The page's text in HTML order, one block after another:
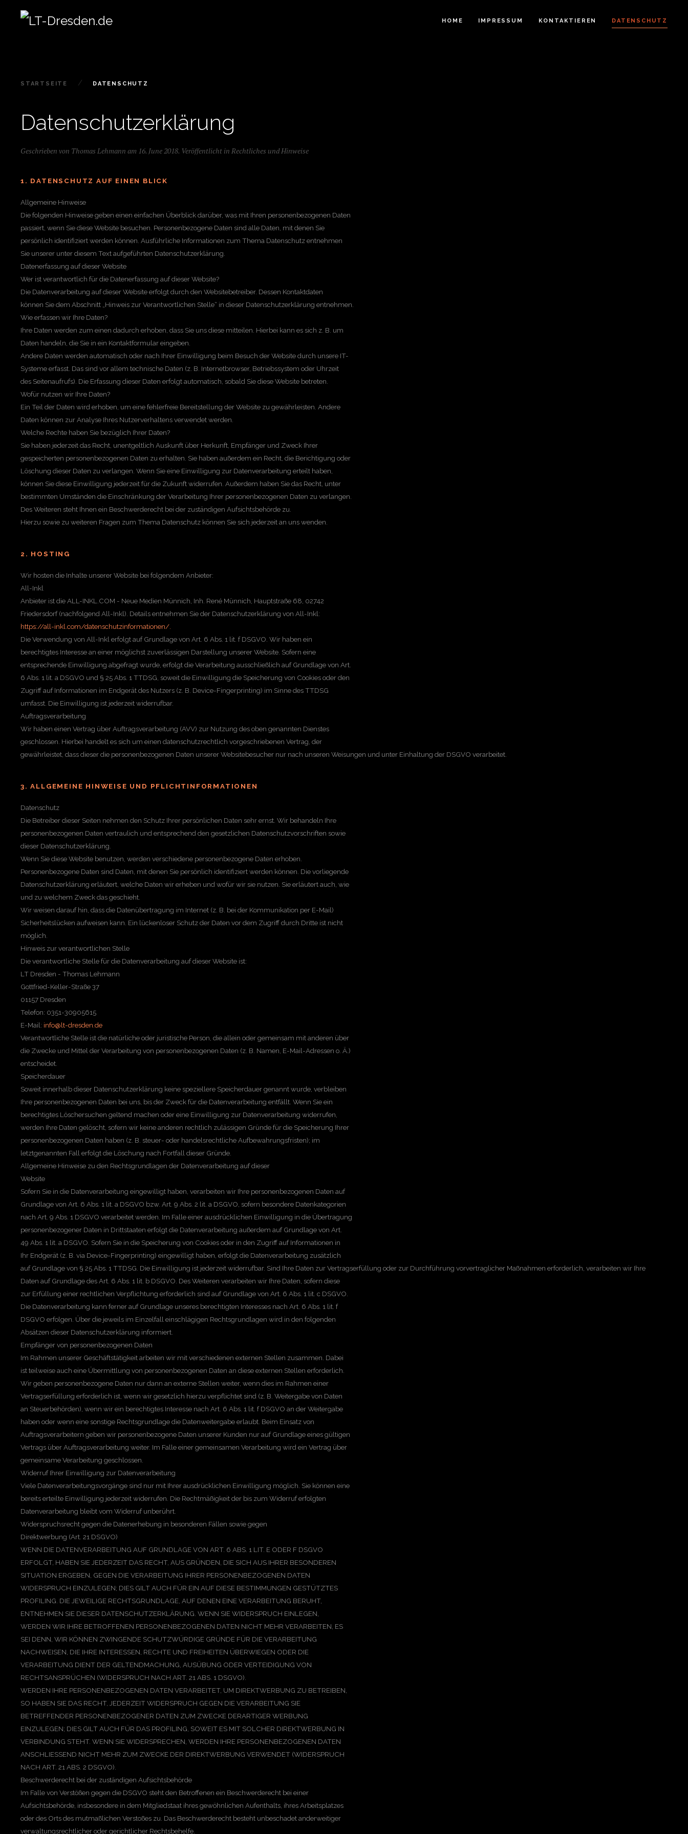
HOME IMPRESSUM KONTAKTIEREN DATENSCHUTZ
STARTSEITE DATENSCHUTZ
Datenschutzerklärung
Geschrieben von Thomas Lehmann am 16. June 2018. Veröffentlicht in Rechtliches und Hinweise
1. DATENSCHUTZ AUF EINEN BLICK
Allgemeine Hinweise
Die folgenden Hinweise geben einen einfachen Überblick darüber, was mit Ihren personenbezogenen Daten
passiert, wenn Sie diese Website besuchen. Personenbezogene Daten sind alle Daten, mit denen Sie
persönlich identifiziert werden können. Ausführliche Informationen zum Thema Datenschutz entnehmen
Sie unserer unter diesem Text aufgeführten Datenschutzerklärung.
Datenerfassung auf dieser Website
Wer ist verantwortlich für die Datenerfassung auf dieser Website?
Die Datenverarbeitung auf dieser Website erfolgt durch den Websitebetreiber. Dessen Kontaktdaten
können Sie dem Abschnitt „Hinweis zur Verantwortlichen Stelle“ in dieser Datenschutzerklärung entnehmen.
Wie erfassen wir Ihre Daten?
Ihre Daten werden zum einen dadurch erhoben, dass Sie uns diese mitteilen. Hierbei kann es sich z. B. um
Daten handeln, die Sie in ein Kontaktformular eingeben.
Andere Daten werden automatisch oder nach Ihrer Einwilligung beim Besuch der Website durch unsere IT-
Systeme erfasst. Das sind vor allem technische Daten (z. B. Internetbrowser, Betriebssystem oder Uhrzeit
des Seitenaufrufs). Die Erfassung dieser Daten erfolgt automatisch, sobald Sie diese Website betreten.
Wofür nutzen wir Ihre Daten?
Ein Teil der Daten wird erhoben, um eine fehlerfreie Bereitstellung der Website zu gewährleisten. Andere
Daten können zur Analyse Ihres Nutzerverhaltens verwendet werden.
Welche Rechte haben Sie bezüglich Ihrer Daten?
Sie haben jederzeit das Recht, unentgeltlich Auskunft über Herkunft, Empfänger und Zweck Ihrer
gespeicherten personenbezogenen Daten zu erhalten. Sie haben außerdem ein Recht, die Berichtigung oder
Löschung dieser Daten zu verlangen. Wenn Sie eine Einwilligung zur Datenverarbeitung erteilt haben,
können Sie diese Einwilligung jederzeit für die Zukunft widerrufen. Außerdem haben Sie das Recht, unter
bestimmten Umständen die Einschränkung der Verarbeitung Ihrer personenbezogenen Daten zu verlangen.
Des Weiteren steht Ihnen ein Beschwerderecht bei der zuständigen Aufsichtsbehörde zu.
Hierzu sowie zu weiteren Fragen zum Thema Datenschutz können Sie sich jederzeit an uns wenden.
2. HOSTING
Wir hosten die Inhalte unserer Website bei folgendem Anbieter:
All-Inkl
Anbieter ist die ALL-INKL.COM - Neue Medien Münnich, Inh. René Münnich, Hauptstraße 68, 02742
Friedersdorf (nachfolgend All-Inkl). Details entnehmen Sie der Datenschutzerklärung von All-Inkl:
https://all-inkl.com/datenschutzinformationen/.
Die Verwendung von All-Inkl erfolgt auf Grundlage von Art. 6 Abs. 1 lit. f DSGVO. Wir haben ein
berechtigtes Interesse an einer möglichst zuverlässigen Darstellung unserer Website. Sofern eine
entsprechende Einwilligung abgefragt wurde, erfolgt die Verarbeitung ausschließlich auf Grundlage von Art.
6 Abs. 1 lit. a DSGVO und § 25 Abs. 1 TTDSG, soweit die Einwilligung die Speicherung von Cookies oder den
Zugriff auf Informationen im Endgerät des Nutzers (z. B. Device-Fingerprinting) im Sinne des TTDSG
umfasst. Die Einwilligung ist jederzeit widerrufbar.
Auftragsverarbeitung
Wir haben einen Vertrag über Auftragsverarbeitung (AVV) zur Nutzung des oben genannten Dienstes
geschlossen. Hierbei handelt es sich um einen datenschutzrechtlich vorgeschriebenen Vertrag, der
gewährleistet, dass dieser die personenbezogenen Daten unserer Websitebesucher nur nach unseren Weisungen und unter Einhaltung der DSGVO verarbeitet.
3. ALLGEMEINE HINWEISE UND PFLICHTINFORMATIONEN
Datenschutz
Die Betreiber dieser Seiten nehmen den Schutz Ihrer persönlichen Daten sehr ernst. Wir behandeln Ihre
personenbezogenen Daten vertraulich und entsprechend den gesetzlichen Datenschutzvorschriften sowie
dieser Datenschutzerklärung.
Wenn Sie diese Website benutzen, werden verschiedene personenbezogene Daten erhoben.
Personenbezogene Daten sind Daten, mit denen Sie persönlich identifiziert werden können. Die vorliegende
Datenschutzerklärung erläutert, welche Daten wir erheben und wofür wir sie nutzen. Sie erläutert auch, wie
und zu welchem Zweck das geschieht.
Wir weisen darauf hin, dass die Datenübertragung im Internet (z. B. bei der Kommunikation per E-Mail)
Sicherheitslücken aufweisen kann. Ein lückenloser Schutz der Daten vor dem Zugriff durch Dritte ist nicht
möglich.
Hinweis zur verantwortlichen Stelle
Die verantwortliche Stelle für die Datenverarbeitung auf dieser Website ist:
LT Dresden - Thomas Lehmann
Gottfried-Keller-Straße 37
01157 Dresden
Telefon: 0351-30905615
E-Mail: info@lt-dresden.de
Verantwortliche Stelle ist die natürliche oder juristische Person, die allein oder gemeinsam mit anderen über
die Zwecke und Mittel der Verarbeitung von personenbezogenen Daten (z. B. Namen, E-Mail-Adressen o. Ä.)
entscheidet.
Speicherdauer
Soweit innerhalb dieser Datenschutzerklärung keine speziellere Speicherdauer genannt wurde, verbleiben
Ihre personenbezogenen Daten bei uns, bis der Zweck für die Datenverarbeitung entfällt. Wenn Sie ein
berechtigtes Löschersuchen geltend machen oder eine Einwilligung zur Datenverarbeitung widerrufen,
werden Ihre Daten gelöscht, sofern wir keine anderen rechtlich zulässigen Gründe für die Speicherung Ihrer
personenbezogenen Daten haben (z. B. steuer- oder handelsrechtliche Aufbewahrungsfristen); im
letztgenannten Fall erfolgt die Löschung nach Fortfall dieser Gründe.
Allgemeine Hinweise zu den Rechtsgrundlagen der Datenverarbeitung auf dieser
Website
Sofern Sie in die Datenverarbeitung eingewilligt haben, verarbeiten wir Ihre personenbezogenen Daten auf
Grundlage von Art. 6 Abs. 1 lit. a DSGVO bzw. Art. 9 Abs. 2 lit. a DSGVO, sofern besondere Datenkategorien
nach Art. 9 Abs. 1 DSGVO verarbeitet werden. Im Falle einer ausdrücklichen Einwilligung in die Übertragung
personenbezogener Daten in Drittstaaten erfolgt die Datenverarbeitung außerdem auf Grundlage von Art.
49 Abs. 1 lit. a DSGVO. Sofern Sie in die Speicherung von Cookies oder in den Zugriff auf Informationen in
Ihr Endgerät (z. B. via Device-Fingerprinting) eingewilligt haben, erfolgt die Datenverarbeitung zusätzlich
auf Grundlage von § 25 Abs. 1 TTDSG. Die Einwilligung ist jederzeit widerrufbar. Sind Ihre Daten zur Vertragserfüllung oder zur Durchführung vorvertraglicher Maßnahmen erforderlich, verarbeiten wir Ihre
Daten auf Grundlage des Art. 6 Abs. 1 lit. b DSGVO. Des Weiteren verarbeiten wir Ihre Daten, sofern diese
zur Erfüllung einer rechtlichen Verpflichtung erforderlich sind auf Grundlage von Art. 6 Abs. 1 lit. c DSGVO.
Die Datenverarbeitung kann ferner auf Grundlage unseres berechtigten Interesses nach Art. 6 Abs. 1 lit. f
DSGVO erfolgen. Über die jeweils im Einzelfall einschlägigen Rechtsgrundlagen wird in den folgenden
Absätzen dieser Datenschutzerklärung informiert.
Empfänger von personenbezogenen Daten
Im Rahmen unserer Geschäftstätigkeit arbeiten wir mit verschiedenen externen Stellen zusammen. Dabei
ist teilweise auch eine Übermittlung von personenbezogenen Daten an diese externen Stellen erforderlich.
Wir geben personenbezogene Daten nur dann an externe Stellen weiter, wenn dies im Rahmen einer
Vertragserfüllung erforderlich ist, wenn wir gesetzlich hierzu verpflichtet sind (z. B. Weitergabe von Daten
an Steuerbehörden), wenn wir ein berechtigtes Interesse nach Art. 6 Abs. 1 lit. f DSGVO an der Weitergabe
haben oder wenn eine sonstige Rechtsgrundlage die Datenweitergabe erlaubt. Beim Einsatz von
Auftragsverarbeitern geben wir personenbezogene Daten unserer Kunden nur auf Grundlage eines gültigen
Vertrags über Auftragsverarbeitung weiter. Im Falle einer gemeinsamen Verarbeitung wird ein Vertrag über
gemeinsame Verarbeitung geschlossen.
Widerruf Ihrer Einwilligung zur Datenverarbeitung
Viele Datenverarbeitungsvorgänge sind nur mit Ihrer ausdrücklichen Einwilligung möglich. Sie können eine
bereits erteilte Einwilligung jederzeit widerrufen. Die Rechtmäßigkeit der bis zum Widerruf erfolgten
Datenverarbeitung bleibt vom Widerruf unberührt.
Widerspruchsrecht gegen die Datenerhebung in besonderen Fällen sowie gegen
Direktwerbung (Art. 21 DSGVO)
WENN DIE DATENVERARBEITUNG AUF GRUNDLAGE VON ART. 6 ABS. 1 LIT. E ODER F DSGVO
ERFOLGT, HABEN SIE JEDERZEIT DAS RECHT, AUS GRÜNDEN, DIE SICH AUS IHRER BESONDEREN
SITUATION ERGEBEN, GEGEN DIE VERARBEITUNG IHRER PERSONENBEZOGENEN DATEN
WIDERSPRUCH EINZULEGEN; DIES GILT AUCH FÜR EIN AUF DIESE BESTIMMUNGEN GESTÜTZTES
PROFILING. DIE JEWEILIGE RECHTSGRUNDLAGE, AUF DENEN EINE VERARBEITUNG BERUHT,
ENTNEHMEN SIE DIESER DATENSCHUTZERKLÄRUNG. WENN SIE WIDERSPRUCH EINLEGEN,
WERDEN WIR IHRE BETROFFENEN PERSONENBEZOGENEN DATEN NICHT MEHR VERARBEITEN, ES
SEI DENN, WIR KÖNNEN ZWINGENDE SCHUTZWÜRDIGE GRÜNDE FÜR DIE VERARBEITUNG
NACHWEISEN, DIE IHRE INTERESSEN, RECHTE UND FREIHEITEN ÜBERWIEGEN ODER DIE
VERARBEITUNG DIENT DER GELTENDMACHUNG, AUSÜBUNG ODER VERTEIDIGUNG VON
RECHTSANSPRÜCHEN (WIDERSPRUCH NACH ART. 21 ABS. 1 DSGVO).
WERDEN IHRE PERSONENBEZOGENEN DATEN VERARBEITET, UM DIREKTWERBUNG ZU BETREIBEN,
SO HABEN SIE DAS RECHT, JEDERZEIT WIDERSPRUCH GEGEN DIE VERARBEITUNG SIE
BETREFFENDER PERSONENBEZOGENER DATEN ZUM ZWECKE DERARTIGER WERBUNG
EINZULEGEN; DIES GILT AUCH FÜR DAS PROFILING, SOWEIT ES MIT SOLCHER DIREKTWERBUNG IN
VERBINDUNG STEHT. WENN SIE WIDERSPRECHEN, WERDEN IHRE PERSONENBEZOGENEN DATEN
ANSCHLIESSEND NICHT MEHR ZUM ZWECKE DER DIREKTWERBUNG VERWENDET (WIDERSPRUCH
NACH ART. 21 ABS. 2 DSGVO).
Beschwerderecht bei der zuständigen Aufsichtsbehörde
Im Falle von Verstößen gegen die DSGVO steht den Betroffenen ein Beschwerderecht bei einer
Aufsichtsbehörde, insbesondere in dem Mitgliedstaat ihres gewöhnlichen Aufenthalts, ihres Arbeitsplatzes
oder des Orts des mutmaßlichen Verstoßes zu. Das Beschwerderecht besteht unbeschadet anderweitiger
verwaltungsrechtlicher oder gerichtlicher Rechtsbehelfe.